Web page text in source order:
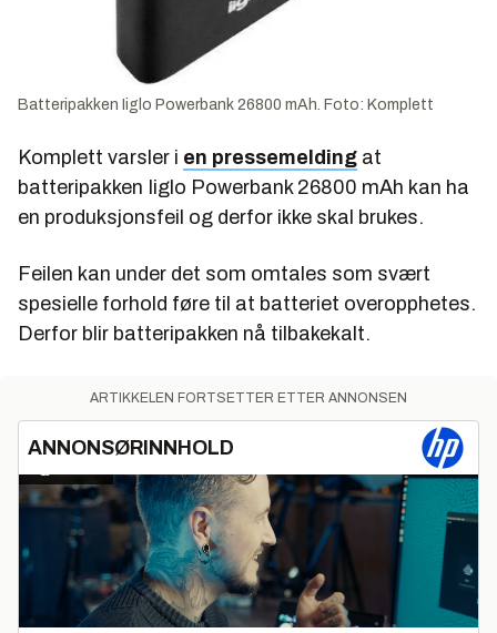
Batteripakken Iiglo Powerbank 26800 mAh. Foto: Komplett
Komplett varsler i en pressemelding at
batteripakken Iiglo Powerbank 26800 mAh kan ha
en produksjonsfeil og derfor ikke skal brukes.
Feilen kan under det som omtales som svært
spesielle forhold føre til at batteriet overopphetes.
Derfor blir batteripakken nå tilbakekalt.
ARTIKKELEN FORTSETTER ETTER ANNONSEN
ANNONSØRINNHOLD